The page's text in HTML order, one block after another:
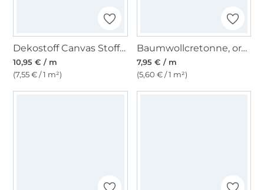
Dekostoff Canvas Stoff uni, graugrün
10,95 € / m
(7,55 € / 1 m²)
Baumwollcretonne, orange
7,95 € / m
(5,60 € / 1 m²)